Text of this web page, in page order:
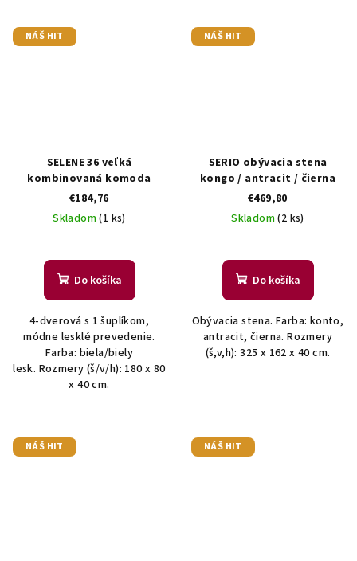
NÁŠ HIT
SELENE 36 veľká
kombinovaná komoda
€184,76
Skladom(1 ks)
Do košíka
4-dverová s 1 šuplíkom,
módne lesklé prevedenie.
Farba: biela/biely
lesk. Rozmery (š/v/h): 180 x 80
x 40 cm.
NÁŠ HIT
SERIO obývacia stena
kongo / antracit / čierna
€469,80
Skladom(2 ks)
Do košíka
Obývacia stena. Farba: konto,
antracit, čierna. Rozmery
(š,v,h): 325 x 162 x 40 cm.
NÁŠ HIT NÁŠ HIT